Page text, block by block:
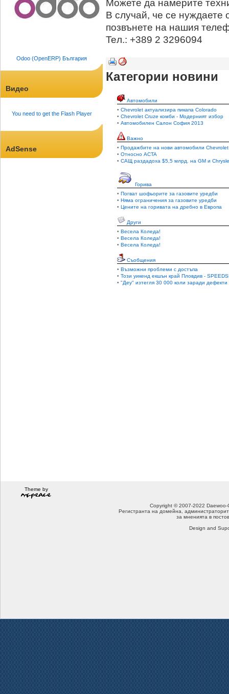
Odoo (OpenERP) България
Видео
You need to get the Flash Player
AdSense
Можете да намерите
В случай, че се нуждаете
позвънете на нашия
Teл.: +389 2 3296094
Категории новини
Автомобили
• Chevrolet актуализира пикапа Colorado
• Chevrolet Cruze комби - Модерният избор
• Автомобилен Салон София 2013
Важно
• Продажбите на нови автомобили Chevrolet
• Относно ACTA
• САЩ раздадоха $5,5 млрд. на GM и
Горива
• Погват шофьорите за газовите уредби
• Няма ограничения за газовите уредби
• Цените на горивата на дребно в Европа
Други
• Весела Коледа!
• Весела Коледа!
• Весела Коледа!
Съобщения
• Възможни проблеми с достъпа
• Този уикенд екшън край Пловдив -
• "Деу" изтегля 30 000 коли заради дефекти
Theme by
Copyright © 2007-2022
Регистранта на домейна,
за мненията в
Design and